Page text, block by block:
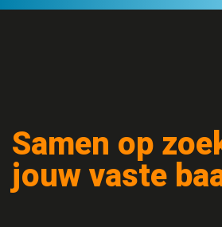
Samen op
jouw vaste